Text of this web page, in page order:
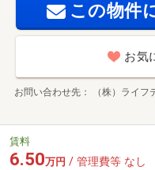
この物件
お気
お問い合わせ先
（株）ライ
賃料
6.50万円 / 管理費等 なし